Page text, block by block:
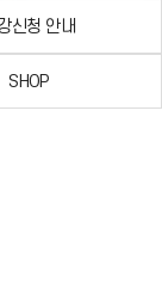
신청 안내
SHOP